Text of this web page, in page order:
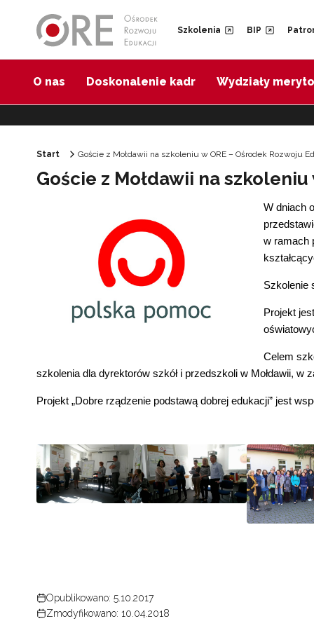
Szkolenia BIP
O nas Doskonalenie kadr Wydziały
Start Goście z Mołdawii na szkoleniu w ORE – Ośrodek Rozwoju
Goście z Mołdawii na szkoleniu
W dniach
w ramach
Szkolenie
Projekt
Celem
szkolenia dla dyrektorów szkół i przedszkoli w Mołdawii,
Projekt „Dobre rządzenie podstawą dobrej edukacji” jest
Opublikowano: 5.10.2017
Zmodyfikowano: 10.04.2018